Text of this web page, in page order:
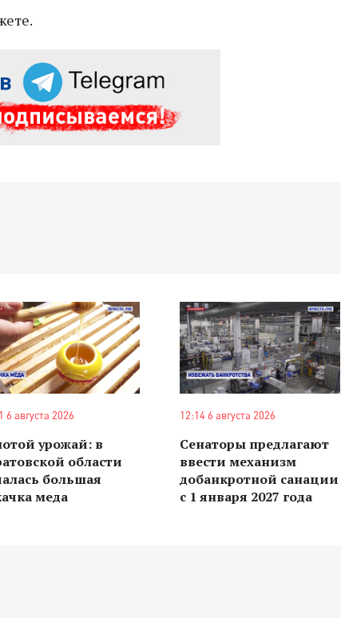
6 августа 2026
урожай: в
области
большая
меда
12:14 6 августа 2026
Сенаторы предлагают
ввести механизм
добанкротной санации
с 1 января 2027 года